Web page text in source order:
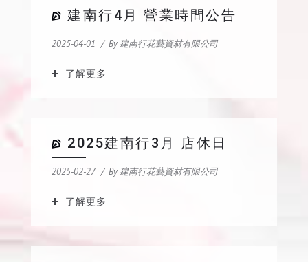
建南行4月 營業時間公告
2025-04-01 By 建南行花藝資材有限公司
了解更多
2025建南行3月 店休日
2025-02-27 By 建南行花藝資材有限公司
了解更多